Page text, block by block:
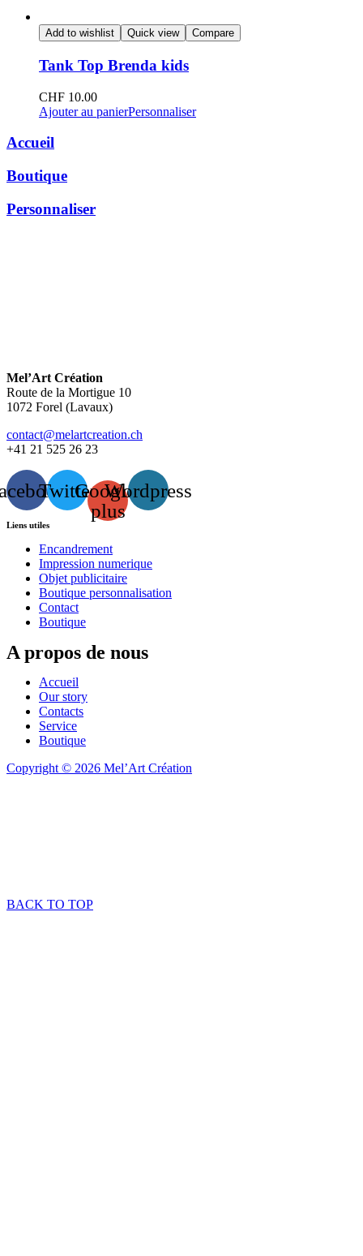
Add to wishlist Quick view Compare
Tank Top Brenda kids
CHF 10.00
Ajouter au panierPersonnaliser
Accueil
Boutique
Personnaliser
Mel’Art Création
Route de la Mortigue 10
1072 Forel (Lavaux)
contact@melartcreation.ch
+41 21 525 26 23
TwitterGoogle-
plus
Wordpress
Liens utiles
Encandrement
Impression numerique
Objet publicitaire
Boutique personnalisation
Contact
Boutique
A propos de nous
Accueil
Our story
Contacts
Service
Boutique
Copyright © 2026 Mel’Art Création
BACK TO TOP